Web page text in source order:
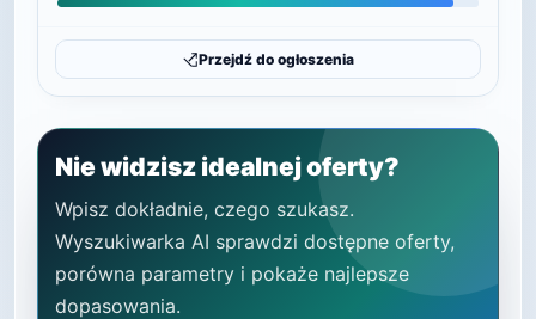
Przejdź do ogłoszenia
Nie widzisz idealnej oferty?
Wpisz dokładnie, czego szukasz.
Wyszukiwarka AI sprawdzi dostępne oferty,
porówna parametry i pokaże najlepsze
dopasowania.